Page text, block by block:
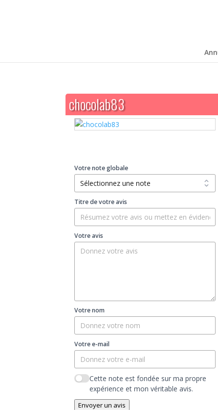
chocolab83
Votre note globale
Titre de votre avis
Votre avis
Votre nom
Votre e-mail
Cette note est fondée sur ma propre
expérience et mon véritable avis.
Envoyer un avis